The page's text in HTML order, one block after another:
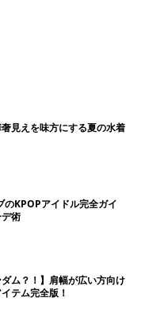
見えを味方にする夏の水着
のKPOPアイドル完全ガイ
術
ム？！】肩幅が広い方向け
テム完全版！